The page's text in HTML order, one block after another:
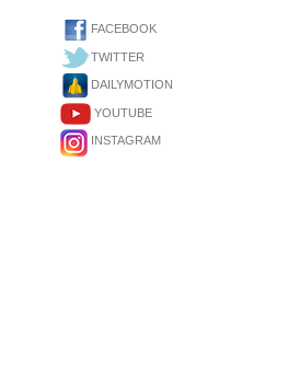
FACEBOOK
TWITTER
DAILYMOTION
YOUTUBE
INSTAGRAM